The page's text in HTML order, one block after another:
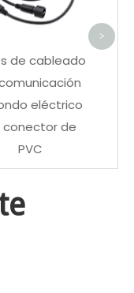
de cableado
eléctrico
de
PVC
>